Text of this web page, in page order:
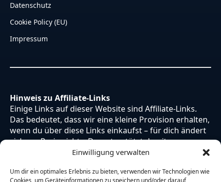
Einwilligung verwalten
Um dir ein optimales Erlebnis zu bieten, verwenden wir Technologien wie
Cookies, um Geräteinformationen zu speichern und/oder darauf
Datenschutz
Cookie Policy (EU)
Impressum
Hinweis zu Affiliate-Links
Einige Links auf dieser Website sind Affiliate-Links.
Das bedeutet, dass wir eine kleine Provision erhalten,
wenn du über diese Links einkaufst – für dich ändert
sich am Preis nichts. Du unterstützt damit unsere
Arbeit. Vielen Dank dafür!